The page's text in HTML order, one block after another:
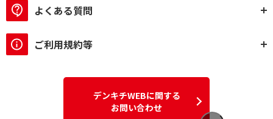
よくある質問
ご利用規約等
デンキチWEBに関する
お問い合わせ